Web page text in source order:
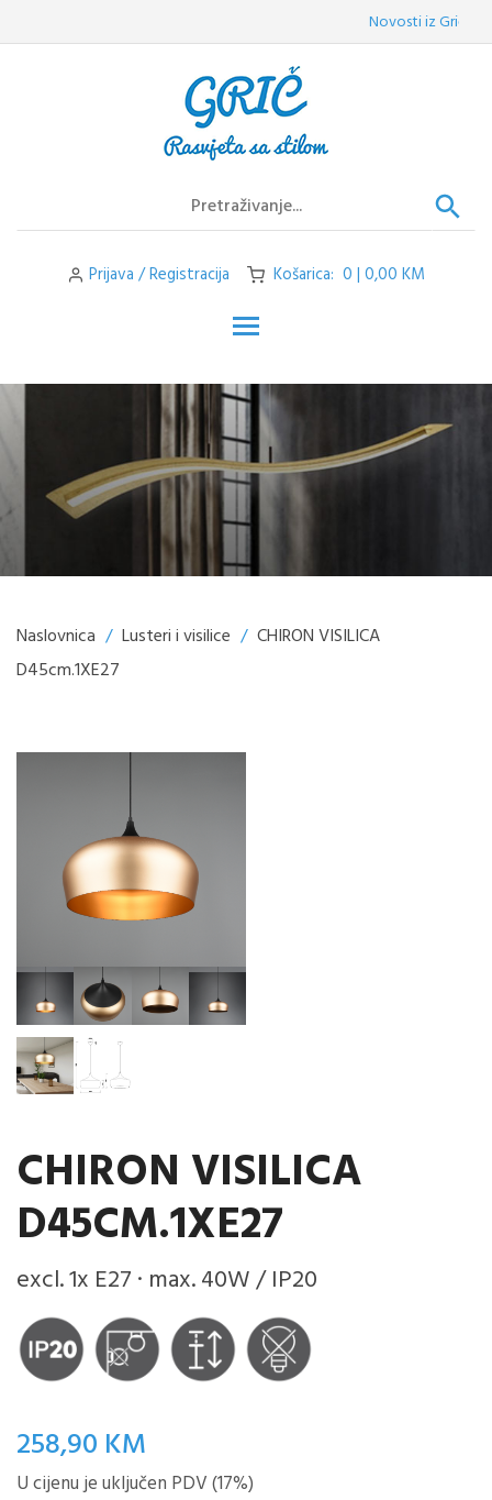
to
Novosti iz Griča:
Prijava / Registracija Košarica: 0 | 0,00 KM
Naslovnica / Lusteri i visilice / CHIRON VISILICA
D45cm.1XE27
CHIRON VISILICA
D45CM.1XE27
excl. 1x E27 · max. 40W / IP20
258,90 KM
U cijenu je uključen PDV (17%)